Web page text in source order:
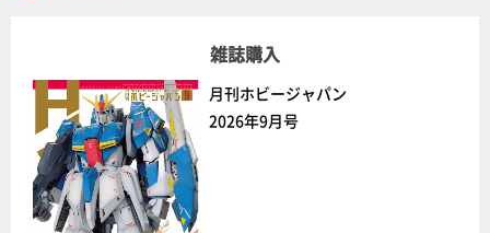
雑誌購入
月刊ホビージャパン
2026年9月号